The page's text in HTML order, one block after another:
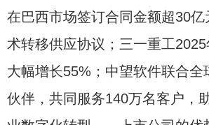
在巴西市场签订合同金额超30
术转移供应协议；三一重工
大幅增长55%；中望软件联合全
伙伴，共同服务140万名客户，